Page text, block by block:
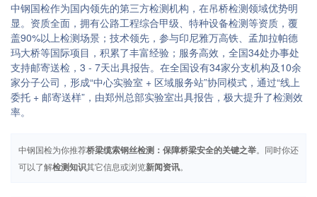
中钢国检作为国内领先的第三方检测机构，在吊桥检测领域优势明
显。资质全面，拥有公路工程综合甲级、特种设备检测等资质，覆
盖90%以上检测场景；技术领先，参与印尼雅万高铁、孟加拉帕德
玛大桥等国际项目，积累了丰富经验；服务高效，全国34处办事处
支持邮寄送检，3 - 7天出具报告。在全国设有34家分支机构及10余
家分子公司，形成“中心实验室 + 区域服务站”协同模式，通过“线上
委托 + 邮寄送样”，由郑州总部实验室出具报告，极大提升了检测效
率。
中钢国检为你推荐桥梁缆索钢丝检测：保障桥梁安全的关键之举。同时你还
可以了解检测知识其它信息或浏览新闻资讯。